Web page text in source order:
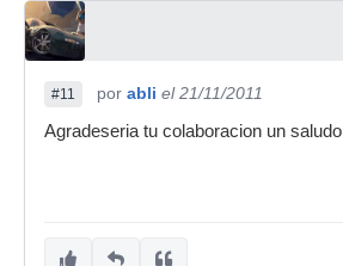
#11 por abli el 21/11/2011
Agradeseria tu colaboracion un saludo